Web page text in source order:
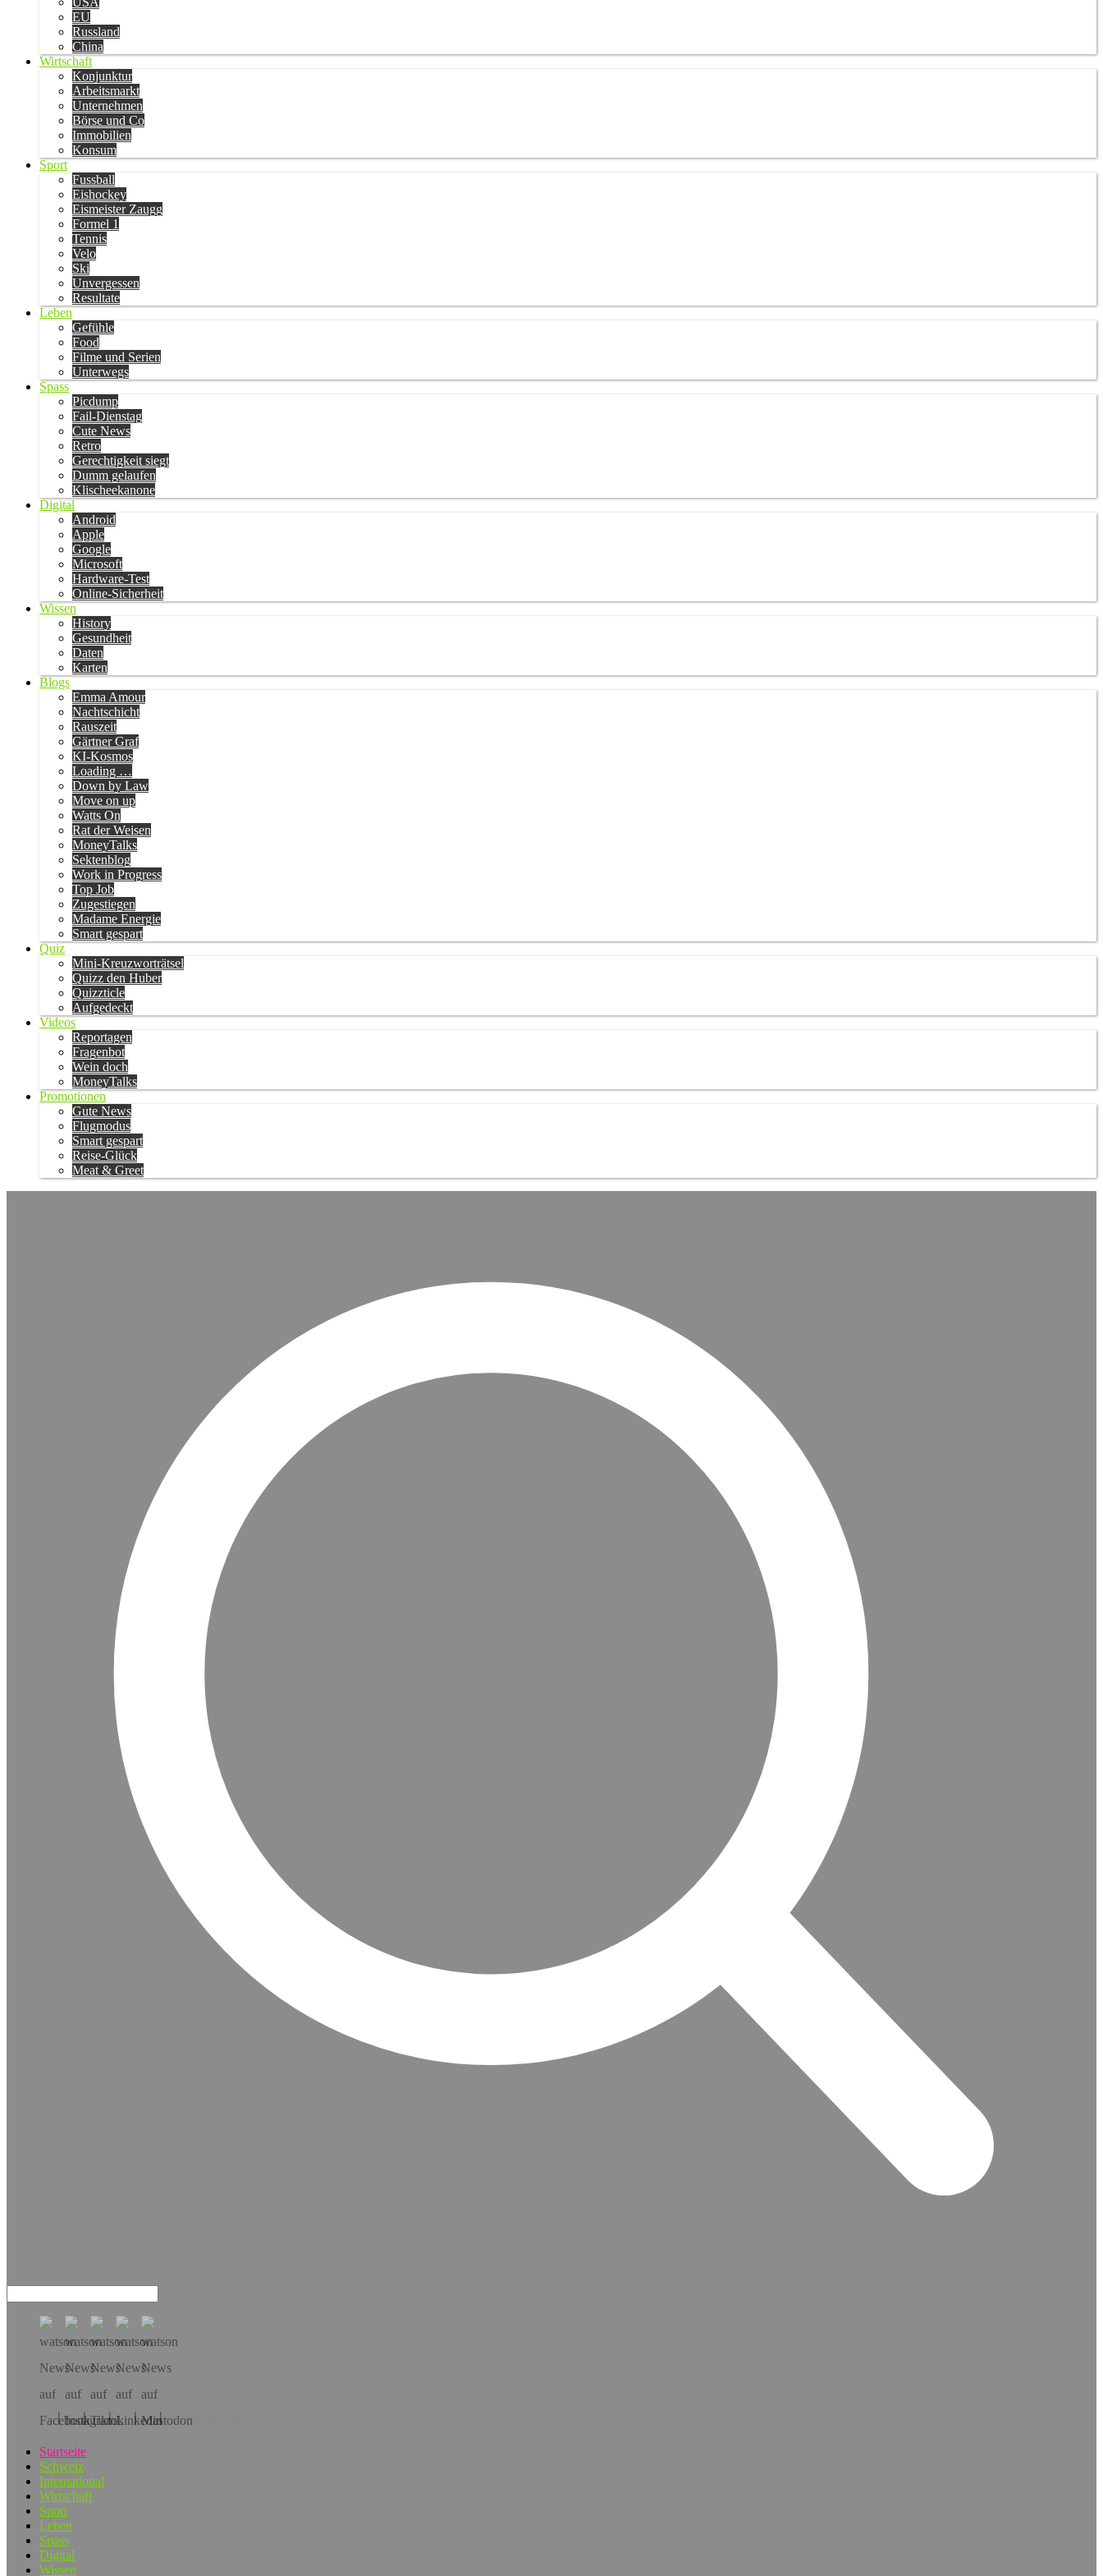
EU
Russland
China
Wirtschaft
Konjunktur
Arbeitsmarkt
Unternehmen
Börse und Co
Immobilien
Konsum
Sport
Fussball
Eishockey
Eismeister Zaugg
Formel 1
Tennis
Velo
Ski
Unvergessen
Resultate
Leben
Gefühle
Food
Filme und Serien
Unterwegs
Spass
Picdump
Fail-Dienstag
Cute News
Retro
Gerechtigkeit siegt
Dumm gelaufen
Klischeekanone
Digital
Android
Apple
Google
Microsoft
Hardware-Test
Online-Sicherheit
Wissen
History
Gesundheit
Daten
Karten
Blogs
Emma Amour
Nachtschicht
Rauszeit
Gärtner Graf
KI-Kosmos
Loading …
Down by Law
Move on up
Watts On
Rat der Weisen
MoneyTalks
Sektenblog
Work in Progress
Top Job
Zugestiegen
Madame Energie
Smart gespart
Quiz
Mini-Kreuzworträtsel
Quizz den Huber
Quizzticle
Aufgedeckt
Videos
Reportagen
Fragenbot
Wein doch
MoneyTalks
Promotionen
Gute News
Flugmodus
Smart gespart
Reise-Glück
Meat & Greet
Hol dir die App!
Startseite
Schweiz
International
Wirtschaft
Sport
Leben
Spass
Digital
Wissen